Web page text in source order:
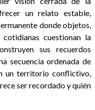
un relato estable,
donde objetos,
cuestionan la
sus recuerdos
secuencia ordenada de
un territorio conflictivo,
ser recordado y quién